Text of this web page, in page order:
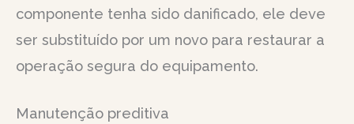
componente tenha sido danificado, ele deve
ser substituído por um novo para restaurar a
operação segura do equipamento.
Manutenção preditiva